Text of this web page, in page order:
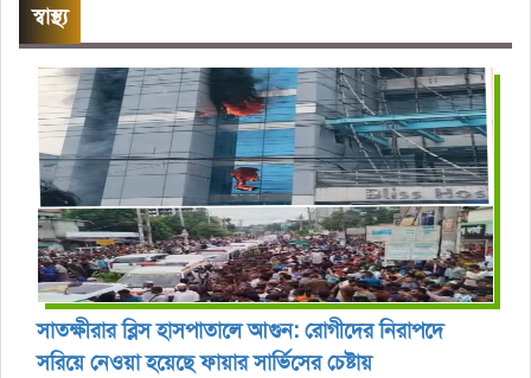
স্বাস্থ্য
সাতক্ষীরার ব্লিস হাসপাতালে আগুন: রোগীদের নিরাপদে
সরিয়ে নেওয়া হয়েছে ফায়ার সার্ভিসের চেষ্টায়